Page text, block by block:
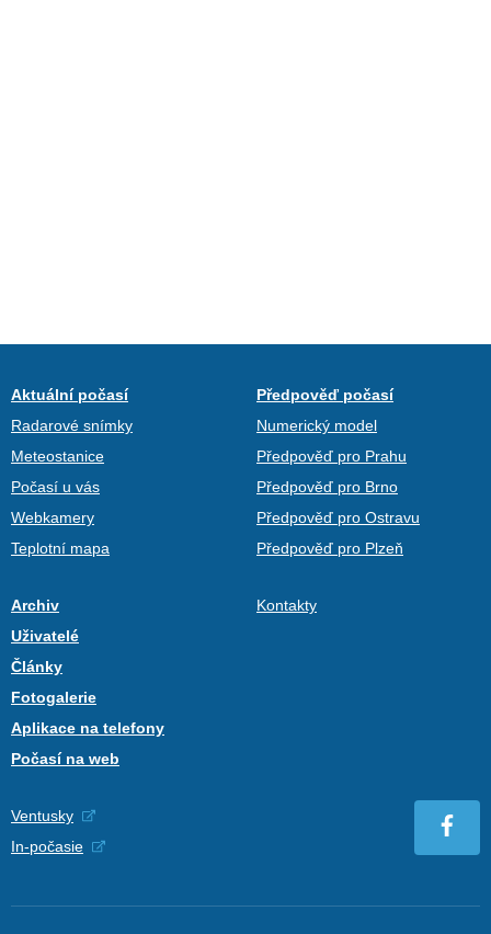
Aktuální počasí
Radarové snímky
Meteostanice
Počasí u vás
Webkamery
Teplotní mapa
Předpověď počasí
Numerický model
Předpověď pro Prahu
Předpověď pro Brno
Předpověď pro Ostravu
Předpověď pro Plzeň
Archiv
Uživatelé
Články
Fotogalerie
Aplikace na telefony
Počasí na web
Kontakty
Ventusky
In-počasie